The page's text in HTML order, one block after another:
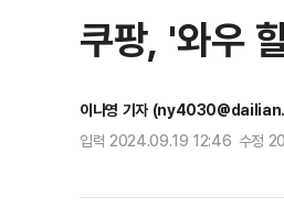
쿠팡, '와우
이나영 기자
입력 2024.09.19 12:46 수정